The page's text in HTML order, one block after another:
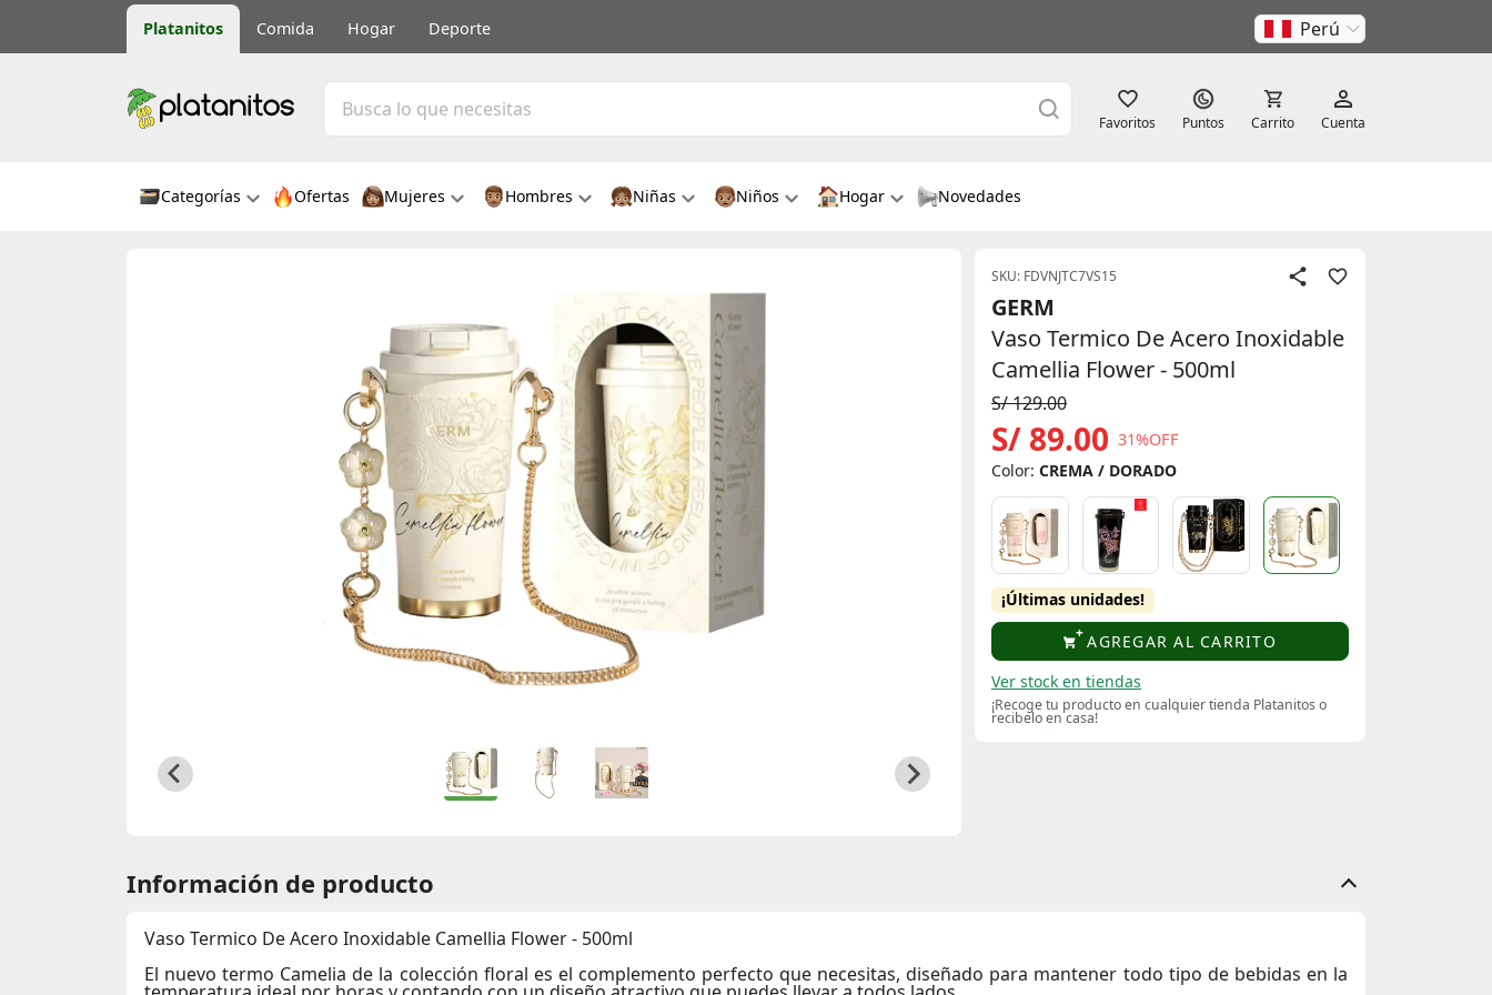
Platanitos Comida Hogar Deporte Perú
Favoritos Puntos Carrito Cuenta
Categorías Ofertas Mujeres Hombres Niñas Niños Hogar Novedades
SKU: FDVNJTC7VS15
GERM
Vaso Termico De Acero Inoxidable
Camellia Flower - 500ml
S/ 129.00
S/ 89.00 31%OFF
Color: CREMA / DORADO
¡Últimas unidades!
AGREGAR AL CARRITO
Ver stock en tiendas
¡Recoge tu producto en cualquier tienda Platanitos o
recibelo en casa!
Información de producto
Vaso Termico De Acero Inoxidable Camellia Flower - 500ml
El nuevo termo Camelia de la colección floral es el complemento perfecto que necesitas, diseñado para mantener todo tipo de bebidas en la